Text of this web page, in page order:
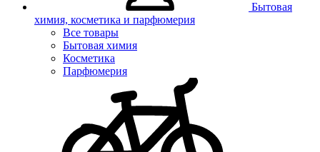
Бытовая
химия, косметика и парфюмерия
Все товары
Бытовая химия
Косметика
Парфюмерия